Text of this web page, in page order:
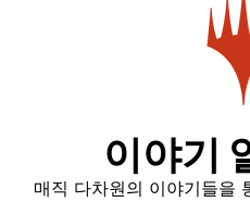
이야기
매직 다차원의 이야기들을